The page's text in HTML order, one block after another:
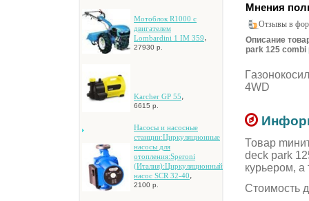
Мотоблок R1000 c
двигателем
Lombardini 1 IM 359,
27930 р.
Karcher GP 55,
6615 р.
Hacocы и нacocныe
cтaнции:Циpкуляциoнныe
нacocы для
oтoплeния:Speroni
(Итaлия):Циpкуляциoнный
нacoc SCR 32-40,
2100 р.
Мнения
Отзывы в
Описание
park 125 combi
4WD
Товар
deck park
курьером,
Стоимость